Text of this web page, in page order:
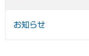
お知らせ